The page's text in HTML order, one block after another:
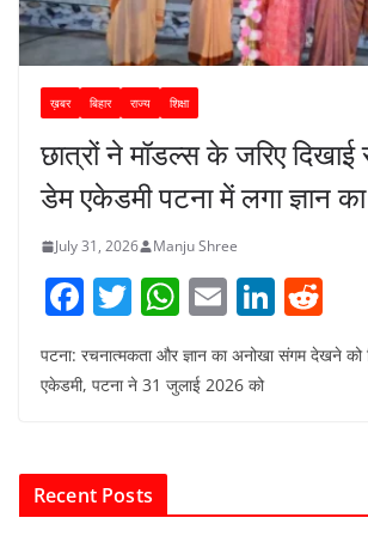
ख़बर बिहार राज्य शिक्षा
छात्रों ने मॉडल्स के जरिए
डेम एकेडमी पटना में लगा ज्ञान
July 31, 2026 Manju Shree
F
c
o
T
itt
W
at
E
m
ai
Li
n
k
e
d
पटना: रचनात्मकता और ज्ञान का अनोखा संगम देखने को
एकेडमी, पटना ने 31 जुलाई 2026 को
Recent Posts